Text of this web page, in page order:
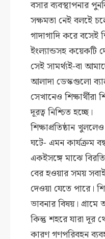
বসার ব্যবস্থাপনার
সক্ষমতা নেই বলইে
গাদাগাদি করে বসেই
ইংল্যান্ডসহ কয়েকটি
সেই সামর্থ্যই-বা
আলাদা ডেস্কগুলো
সেখানেও
দূরত্ব নিশ্চিত হচ্ছে।
শিক্ষাপ্রতিষ্ঠান
ঘটে- এমন কার্যক্রম
একইসঙ্গে মাঝে
বের হওয়ার সময়
দেওয়া যেতে পারে।
ভাবনার বিষয়।
কিন্তু শহরে যারা দূর
কারণ গণপরিবহন